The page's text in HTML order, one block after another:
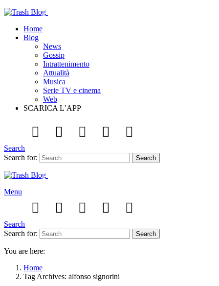
Home
Blog
News
Gossip
Intrattenimento
Attualità
Musica
Serie TV e cinema
Web
SCARICA L’APP
Search
Search for:
Search
Menu
Search
Search for:
Search
You are here:
Home
Tag Archives: alfonso signorini